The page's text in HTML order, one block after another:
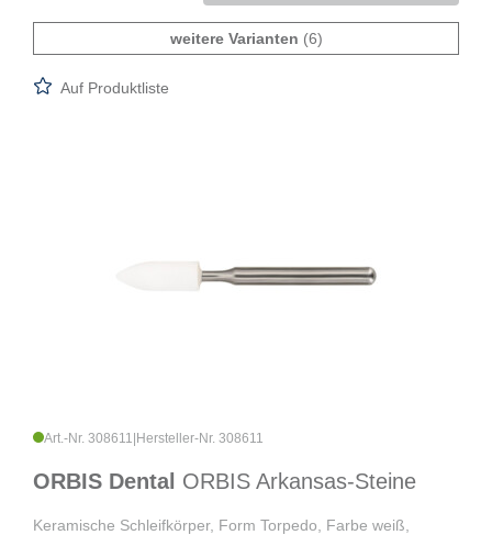
weitere Varianten (6)
Auf Produktliste
Art.-Nr. 308611 Hersteller-Nr. 308611
ORBIS Dental ORBIS Arkansas-Steine
Keramische Schleifkörper, Form Torpedo, Farbe weiß,